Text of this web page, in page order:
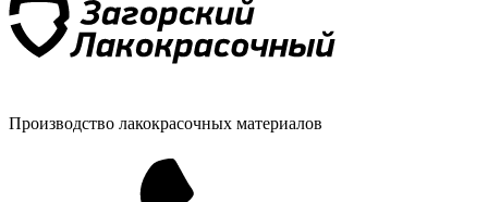
Производство лакокрасочных материалов